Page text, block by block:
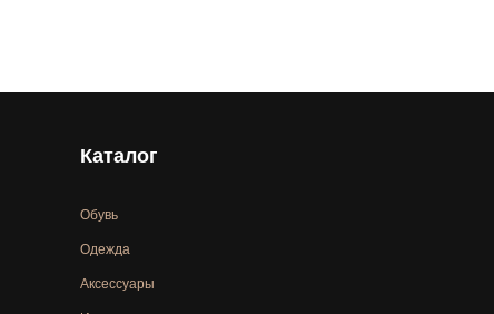
Каталог
Обувь
Одежда
Аксессуары